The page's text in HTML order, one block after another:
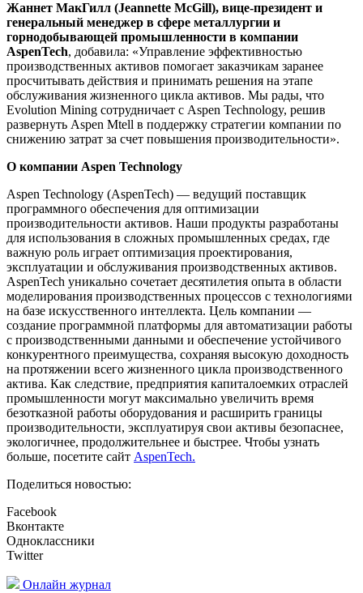
Жаннет МакГилл (Jeannette McGill), вице-президент и
генеральный менеджер в сфере металлургии и
горнодобывающей промышленности в компании
AspenTech, добавила: «Управление эффективностью
производственных активов помогает заказчикам заранее
просчитывать действия и принимать решения на этапе
обслуживания жизненного цикла активов. Мы рады, что
Evolution Mining сотрудничает с Aspen Technology, решив
развернуть Aspen Mtell в поддержку стратегии компании по
снижению затрат за счет повышения производительности».
О компании Aspen Technology
Aspen Technology (AspenTech) — ведущий поставщик
программного обеспечения для оптимизации
производительности активов. Наши продукты разработаны
для использования в сложных промышленных средах, где
важную роль играет оптимизация проектирования,
эксплуатации и обслуживания производственных активов.
AspenTech уникально сочетает десятилетия опыта в области
моделирования производственных процессов с технологиями
на базе искусственного интеллекта. Цель компании —
создание программной платформы для автоматизации работы
с производственными данными и обеспечение устойчивого
конкурентного преимущества, сохраняя высокую доходность
на протяжении всего жизненного цикла производственного
актива. Как следствие, предприятия капиталоемких отраслей
промышленности могут максимально увеличить время
безотказной работы оборудования и расширить границы
производительности, эксплуатируя свои активы безопаснее,
экологичнее, продолжительнее и быстрее. Чтобы узнать
больше, посетите сайт AspenTech.
Поделиться новостью:
Facebook
Вконтакте
Одноклассники
Twitter
Онлайн журнал